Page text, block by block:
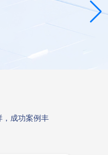
成功案例丰